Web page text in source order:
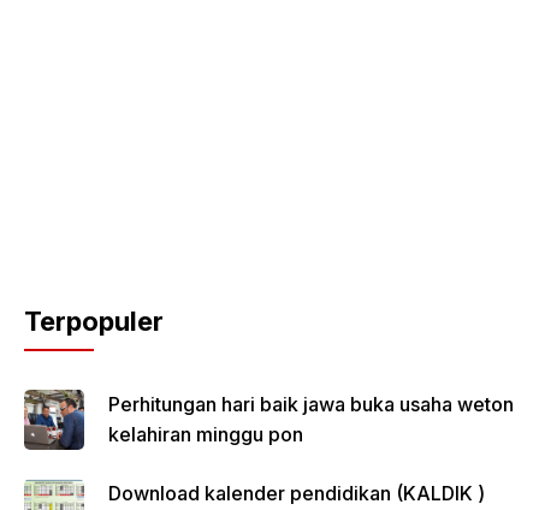
Terpopuler
Perhitungan hari baik jawa buka usaha weton
kelahiran minggu pon
Download kalender pendidikan (KALDIK )